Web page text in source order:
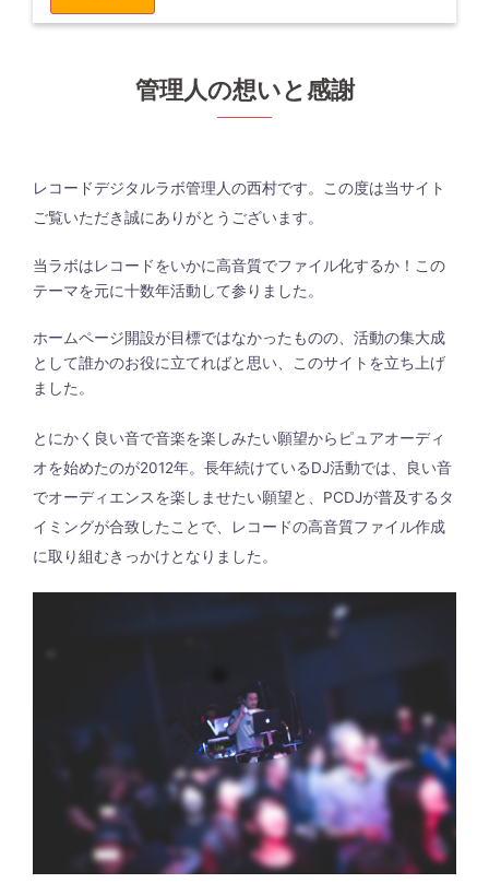
管理人の想いと感謝
レコードデジタルラボ管理人の西村です。この度は当サイト
ご覧いただき誠にありがとうございます。
当ラボはレコードをいかに高音質でファイル化するか！この
テーマを元に十数年活動して参りました。
ホームページ開設が目標ではなかったものの、活動の集大成
として誰かのお役に立てればと思い、このサイトを立ち上げ
ました。
とにかく良い音で音楽を楽しみたい願望からピュアオーディ
オを始めたのが2012年。長年続けているDJ活動では、良い音
でオーディエンスを楽しませたい願望と、PCDJが普及するタ
イミングが合致したことで、レコードの高音質ファイル作成
に取り組むきっかけとなりました。